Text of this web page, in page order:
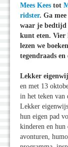
Mees Kees tot
ridster. Ga
waar je bedtijd
kunt eten. Vier
lezen we
tegendraads
Lekker
en met 13
in het teken van
Lekker
hun eigen pad
kinderen en hun
avonturen,